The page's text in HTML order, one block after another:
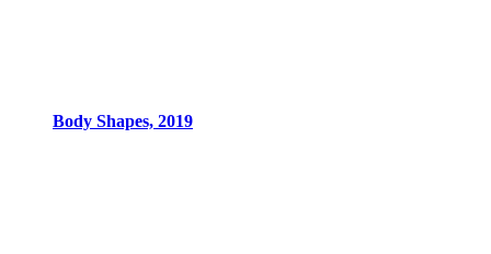
Body Shapes, 2019